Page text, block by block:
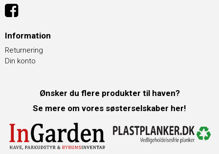
Information
Returnering
Din konto
Ønsker du flere produkter til haven?
Se mere om vores søsterselskaber her!